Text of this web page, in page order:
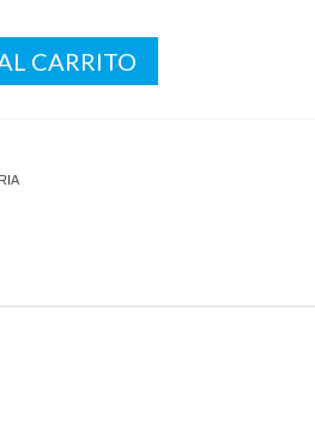
CARRITO